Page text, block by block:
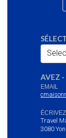
AVEZ -
EMAIL
Travel
3080